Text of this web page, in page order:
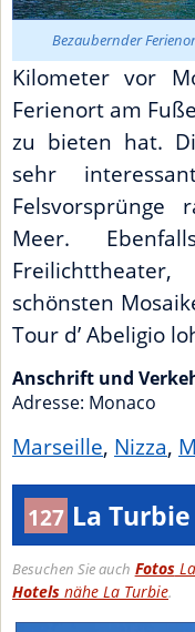
Bezaubernder
Kilometer vor
Ferienort am
zu bieten hat.
sehr
Meer.
schönsten
Tour d’ Abeligio
Anschrift und
Adresse: Monaco
Marseille, Nizza,
127 La Turbie
Besuchen Sie auch Fotos
Hotels nähe La Turbie.